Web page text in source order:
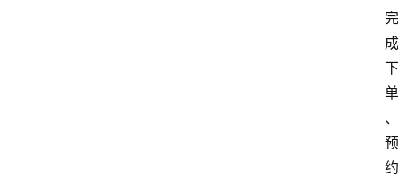
完
成
下
单
、
预
约